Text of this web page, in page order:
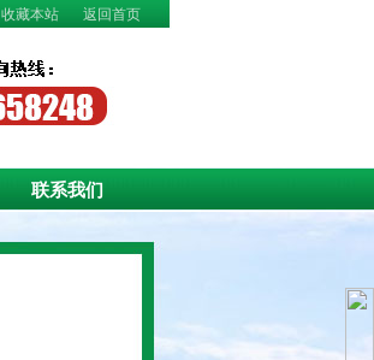
收藏本站 返回首页
联系我们